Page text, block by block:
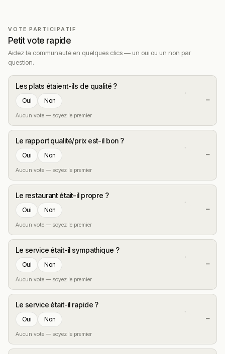
VOTE PARTICIPATIF
Petit vote rapide
Aidez la communauté en quelques clics — un oui ou un non par
question.
Les plats étaient-ils de qualité ?
Oui Non
Aucun vote — soyez le premier
—
Le rapport qualité/prix est-il bon ?
Oui Non
Aucun vote — soyez le premier
—
Le restaurant était-il propre ?
Oui Non
Aucun vote — soyez le premier
—
Le service était-il sympathique ?
Oui Non
Aucun vote — soyez le premier
—
Le service était-il rapide ?
Oui Non
Aucun vote — soyez le premier
—